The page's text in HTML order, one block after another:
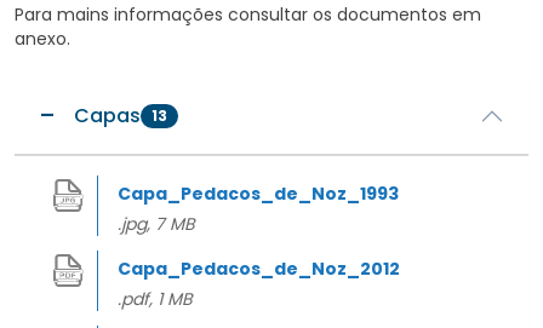
Para mains informações consultar os documentos em
anexo.
Capas 13
Capa_Pedacos_de_Noz_1993
.jpg, 7 MB
Capa_Pedacos_de_Noz_2012
.pdf, 1 MB